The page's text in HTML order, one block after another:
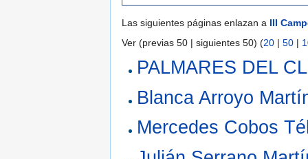
Las siguientes páginas enlazan a III
Ver (previas 50 | siguientes 50) (20 | 50 |
PALMARES DEL
Blanca Arroyo
Mercedes Cobos